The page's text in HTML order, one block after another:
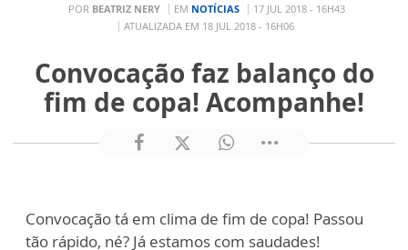
POR BEATRIZ NERY EM NOTÍCIAS
17 JUL 2018 - 16H43
ATUALIZADA EM 18 JUL 2018 - 16H06
Convocação faz balanço do
fim de copa! Acompanhe!
Convocação tá em clima de fim de copa! Passou
tão rápido, né? Já estamos com saudades!